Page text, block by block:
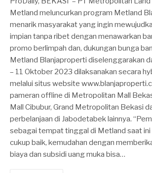
Metland meluncurkan program Metland
menarik masyarakat yang ingin
impian tanpa ribet dengan menawarkan
promo berlimpah dan, dukungan bunga
Metland Blanjaproperti diselenggarakan
– 11 Oktober 2023 dilaksanakan secara
melalui situs website
pameran offline di Metropolitan Mall
Mall Cibubur, Grand Metropolitan Bekasi
perbelanjaan di Jabodetabek lainnya.
sebagai tempat tinggal di Metland saat ini
cukup baik, kemudahan dengan
biaya dan subsidi uang muka bisa…